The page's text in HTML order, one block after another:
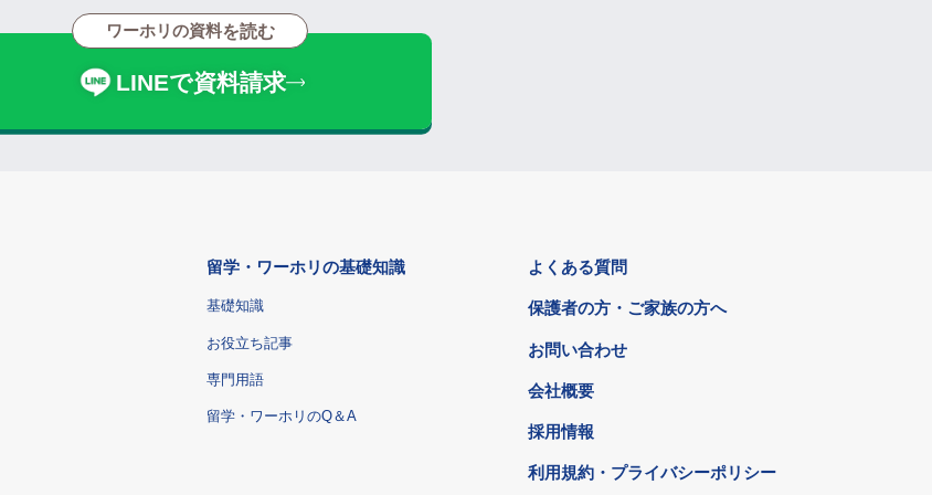
ワーホリの資料を読む
LINEで資料請求
留学・ワーホリの基礎知識
基礎知識
お役立ち記事
専門用語
留学・ワーホリのQ＆A
よくある質問
保護者の方・ご家族の方へ
お問い合わせ
会社概要
採用情報
利用規約・プライバシーポリシー